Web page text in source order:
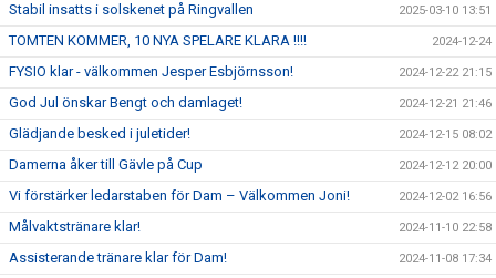
Stabil insatts i solskenet på Ringvallen 2025-03-10 13:51
TOMTEN KOMMER, 10 NYA SPELARE KLARA !!!! 2024-12-24
FYSIO klar - välkommen Jesper Esbjörnsson! 2024-12-22 21:15
God Jul önskar Bengt och damlaget! 2024-12-21 21:46
Glädjande besked i juletider! 2024-12-15 08:02
Damerna åker till Gävle på Cup 2024-12-12 20:00
Vi förstärker ledarstaben för Dam – Välkommen Joni! 2024-12-02 16:56
Målvaktstränare klar! 2024-11-10 22:58
Assisterande tränare klar för Dam! 2024-11-08 17:34